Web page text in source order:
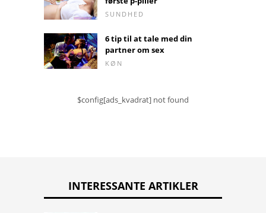
SUNDHED
6 tip til at tale med din
partner om sex
KØN
$config[ads_kvadrat] not found
INTERESSANTE ARTIKLER